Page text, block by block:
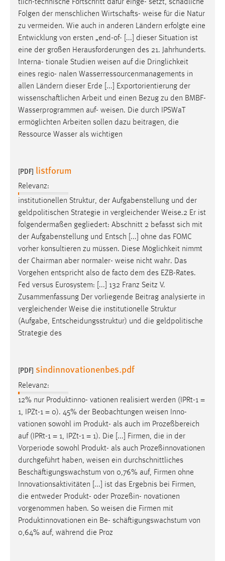
tlich-technische Fortschritt dafür einge- setzt, schädliche
Folgen der menschlichen Wirtschafts- weise für die Natur
zu vermeiden. Wie auch in anderen Ländern erfolgte eine
Entwicklung von ersten „end-of- [...] dieser Situation ist
eine der großen Herausforderungen des 21. Jahrhunderts.
Interna- tionale Studien weisen auf die Dringlichkeit
eines regio- nalen Wasserressourcenmanagements in
allen Ländern dieser Erde [...] Exportorientierung der
wissenschaftlichen Arbeit und einen Bezug zu den BMBF-
Wasserprogrammen auf- weisen. Die durch IPSWaT
ermöglichten Arbeiten sollen dazu beitragen, die
Ressource Wasser als wichtigen
[PDF] listforum
Relevanz:
institutionellen Struktur, der Aufgabenstellung und der
geldpolitischen Strategie in vergleichender Weise.2 Er ist
folgendermaßen gegliedert: Abschnitt 2 befasst sich mit
der Aufgabenstellung und Entsch [...] ohne das FOMC
vorher konsultieren zu müssen. Diese Möglichkeit nimmt
der Chairman aber normaler- weise nicht wahr. Das
Vorgehen entspricht also de facto dem des EZB-Rates.
Fed versus Eurosystem: [...] 132 Franz Seitz V.
Zusammenfassung Der vorliegende Beitrag analysierte in
vergleichender Weise die institutionelle Struktur
(Aufgabe, Entscheidungsstruktur) und die geldpolitische
Strategie des
[PDF] sindinnovationenbes.pdf
Relevanz:
12% nur Produktinno- vationen realisiert werden (IPRt-1 =
1, IPZt-1 = 0). 45% der Beobachtungen weisen Inno-
vationen sowohl im Produkt- als auch im Prozeßbereich
auf (IPRt-1 = 1, IPZt-1 = 1). Die [...] Firmen, die in der
Vorperiode sowohl Produkt- als auch Prozeßinnovationen
durchgeführt haben, weisen ein durchschnittliches
Beschäftigungswachstum von 0,76% auf, Firmen ohne
Innovationsaktivitäten [...] ist das Ergebnis bei Firmen,
die entweder Produkt- oder Prozeßin- novationen
vorgenommen haben. So weisen die Firmen mit
Produktinnovationen ein Be- schäftigungswachstum von
0,64% auf, während die Proz
Performance
Name:
Zweck:
Für performante Seitenauslieferung wird in diesem Cookie
gespeichert, ob man eingeloggt ist.
Sprachpräferenz
site-language-preference
Zweck:
Das Cookie speichert die gewählte Sprache der Website.
Cookie Laufzeit:
30 Tage
Chat
Name:
MibewSessionID, MIBEW_UserID, mibew_locale, mibew-
chat-frame-style-5e9dbeb1811c0446
Zweck:
Wird benötigt um die Chatfunktion nutzen zu können.
5e9dbeb1811c0446 = Sitzungslaufzeit, mibew_locale = 3
Login
Name:
fe_user, be_user, be_lastLoginProvider
Zweck:
Dieser Cookie ist notwendig um sich an der Website
einloggen zu können.
Cookie Laufzeit:
24 Stunden